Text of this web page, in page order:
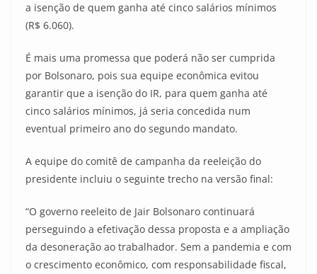
a isenção de quem ganha até cinco salários mínimos
(R$ 6.060).
É mais uma promessa que poderá não ser cumprida
por Bolsonaro, pois sua equipe econômica evitou
garantir que a isenção do IR, para quem ganha até
cinco salários mínimos, já seria concedida num
eventual primeiro ano do segundo mandato.
A equipe do comitê de campanha da reeleição do
presidente incluiu o seguinte trecho na versão final:
“O governo reeleito de Jair Bolsonaro continuará
perseguindo a efetivação dessa proposta e a ampliação
da desoneração ao trabalhador. Sem a pandemia e com
o crescimento econômico, com responsabilidade fiscal,